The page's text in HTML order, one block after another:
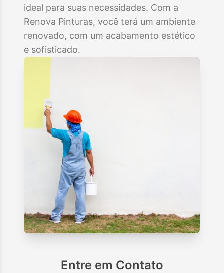
ideal para suas necessidades. Com a
Renova Pinturas, você terá um ambiente
renovado, com um acabamento estético
e sofisticado.
Entre em Contato